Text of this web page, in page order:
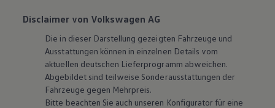
Disclaimer von Volkswagen AG
Die in dieser Darstellung gezeigten Fahrzeuge und
Ausstattungen können in einzelnen Details vom
aktuellen deutschen Lieferprogramm abweichen.
Abgebildet sind teilweise Sonderausstattungen der
Fahrzeuge gegen Mehrpreis.
Bitte beachten Sie auch unseren Konfigurator für eine